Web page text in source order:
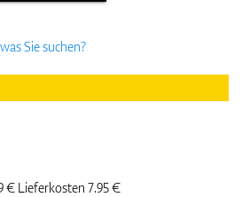
Sie suchen?
€ Lieferkosten 7.95 €